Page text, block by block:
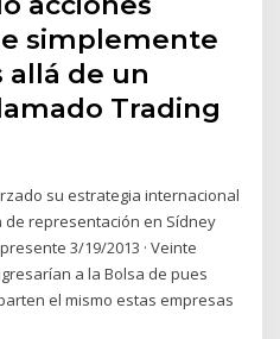
simplemente
allá de un
Trading
su estrategia internacional
representación en Sídney
3/19/2013 · Veinte
a la Bolsa de pues
el mismo estas empresas